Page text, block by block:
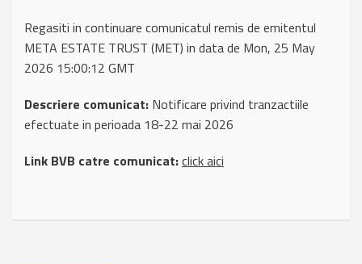
Regasiti in continuare comunicatul remis de emitentul
META ESTATE TRUST (MET) in data de Mon, 25 May
2026 15:00:12 GMT
Descriere comunicat: Notificare privind tranzactiile
efectuate in perioada 18-22 mai 2026
Link BVB catre comunicat:click aici